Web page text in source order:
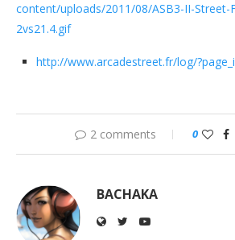
content/uploads/2011/08/ASB3-II-Street-
2vs21.4.gif
http://www.arcadestreet.fr/log/
2 comments 0
BACHAKA